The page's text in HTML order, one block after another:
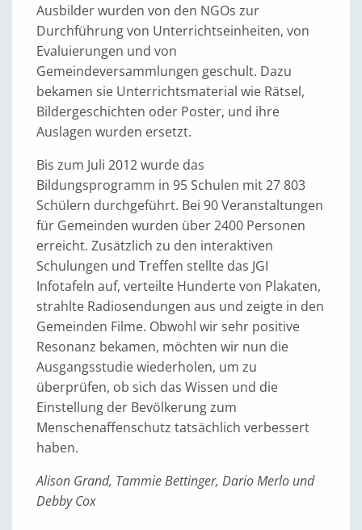
Ausbilder wurden von den NGOs zur
Durchführung von Unterrichtseinheiten, von
Evaluierungen und von
Gemeindeversammlungen geschult. Dazu
bekamen sie Unterrichtsmaterial wie Rätsel,
Bildergeschichten oder Poster, und ihre
Auslagen wurden ersetzt.
Bis zum Juli 2012 wurde das
Bildungsprogramm in 95 Schulen mit 27 803
Schülern durchgeführt. Bei 90 Veranstaltungen
für Gemeinden wurden über 2400 Personen
erreicht. Zusätzlich zu den interaktiven
Schulungen und Treffen stellte das JGI
Infotafeln auf, verteilte Hunderte von Plakaten,
strahlte Radiosendungen aus und zeigte in den
Gemeinden Filme. Obwohl wir sehr positive
Resonanz bekamen, möchten wir nun die
Ausgangsstudie wiederholen, um zu
überprüfen, ob sich das Wissen und die
Einstellung der Bevölkerung zum
Menschenaffenschutz tatsächlich verbessert
haben.
Alison Grand, Tammie Bettinger, Dario Merlo und
Debby Cox